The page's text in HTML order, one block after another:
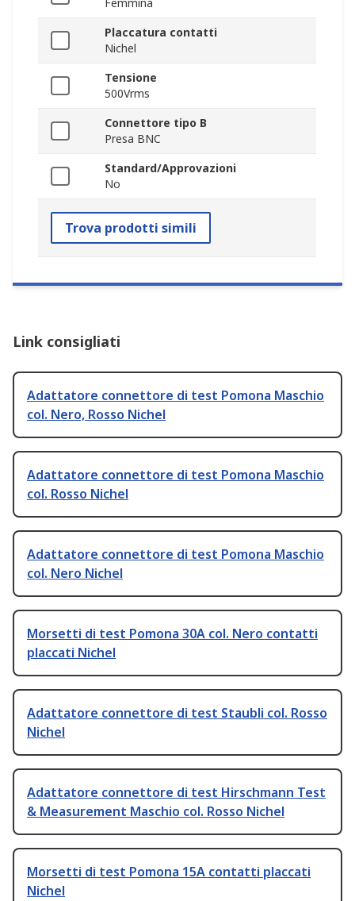
Femmina
Placcatura contatti
Nichel
Tensione
500Vrms
Connettore tipo B
Presa BNC
Standard/Approvazioni
No
Trova prodotti simili
Link consigliati
Adattatore connettore di test Pomona Maschio
col. Nero, Rosso Nichel
Adattatore connettore di test Pomona Maschio
col. Rosso Nichel
Adattatore connettore di test Pomona Maschio
col. Nero Nichel
Morsetti di test Pomona 30A col. Nero contatti
placcati Nichel
Adattatore connettore di test Staubli col. Rosso
Nichel
Adattatore connettore di test Hirschmann Test
& Measurement Maschio col. Rosso Nichel
Morsetti di test Pomona 15A contatti placcati
Nichel